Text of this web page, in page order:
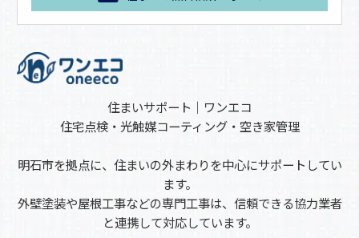
住まいサポート｜ワンエコ
住宅点検・光触媒コーティング・空き家管理
明石市を拠点に、住まいの外まわりを中心にサポートしてい
ます。
外壁塗装や屋根工事などの専門工事は、信頼できる協力業者
と連携して対応しています。